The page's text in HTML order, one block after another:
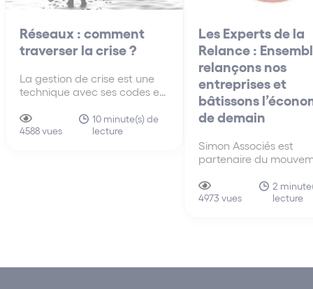
Réseaux : comment
traverser la crise ?
La gestion de crise est une
technique avec ses codes et
propose une grille de lecture
synthétique des questions
4588 vues
10 minute(s) de
lecture
Les Experts de la
Relance :
relançons nos
entreprises et
bâtissons
de demain
Simon Associés est
partenaire du
une initiative des
d’affaires Arjil &
4973 vues
2
lecture